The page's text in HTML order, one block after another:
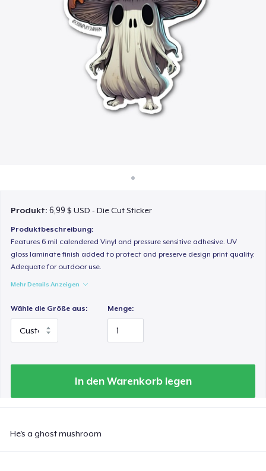
Überall verkaufen
Etwas verkaufen
Produkt:6,99 $ USD - Die Cut Sticker
Produktbeschreibung:
Features 6 mil calendered Vinyl and pressure sensitive adhesive. UV
gloss laminate finish added to protect and preserve design print quality.
Adequate for outdoor use.
Mehr Details Anzeigen
Wähle die Größe aus: Menge:
In den Warenkorb legen
He's a ghost mushroom